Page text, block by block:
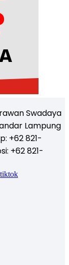
Swadaya
Lampung
+62 821-
+62 821-